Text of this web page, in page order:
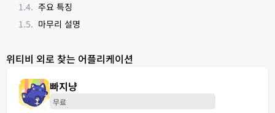
주요 특징
마무리 설명
위티비 외로 찾는 어플리케이션
빠지냥
무료